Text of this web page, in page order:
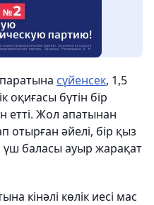
сүйенсек, 1,5
оқиғасы бүтін бір
етті. Жол апатынан
отырған әйелі, бір қыз
үш баласы ауыр жарақат
кінәлі көлік иесі мас